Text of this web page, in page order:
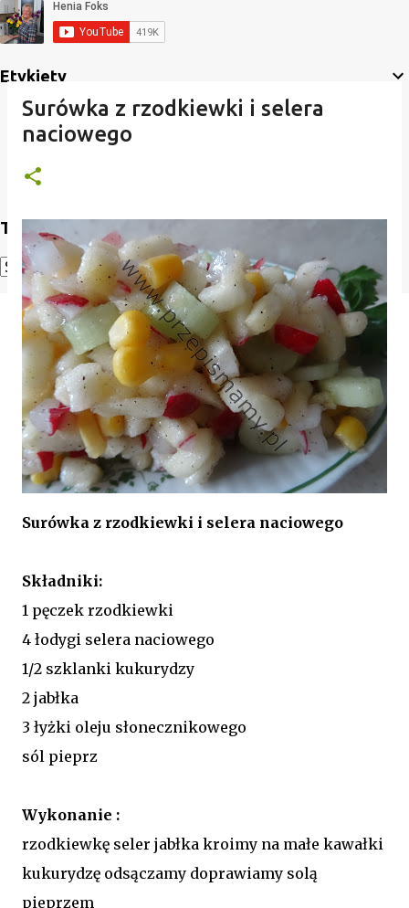
Etykiety
Translate
Powered by Translate
Surówka z rzodkiewki i selera
naciowego
Surówka z rzodkiewki i selera naciowego
Składniki:
1 pęczek rzodkiewki
4 łodygi selera naciowego
1/2 szklanki kukurydzy
2 jabłka
3 łyżki oleju słonecznikowego
sól pieprz
Wykonanie :
rzodkiewkę seler jabłka kroimy na małe kawałki
kukurydzę odsączamy doprawiamy solą
pieprzem